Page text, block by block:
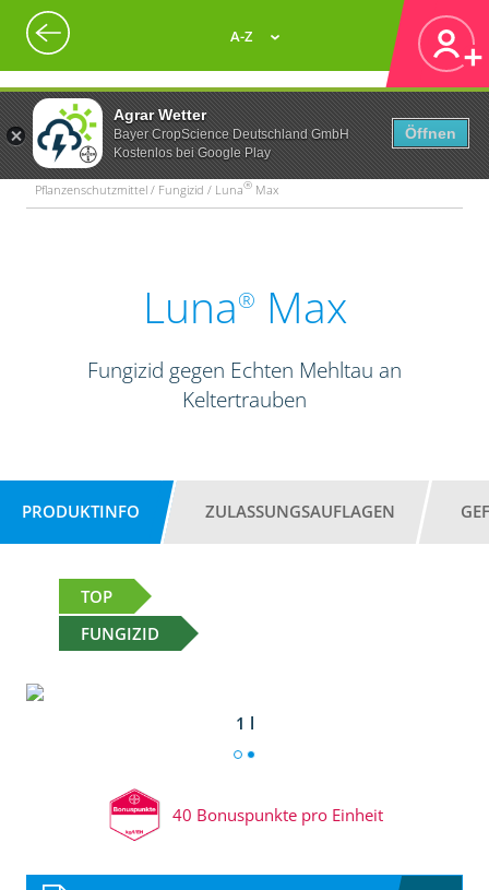
Agrar Wetter
Bayer CropScience Deutschland GmbH
Kostenlos bei Google Play
Öffnen
A-Z
Pflanzenschutzmittel / Fungizid / Luna® Max
Luna® Max
Fungizid gegen Echten Mehltau an
Keltertrauben
PRODUKTINFO ZULASSUNGSAUFLAGEN
TOP
FUNGIZID
1 l
40 Bonuspunkte pro Einheit